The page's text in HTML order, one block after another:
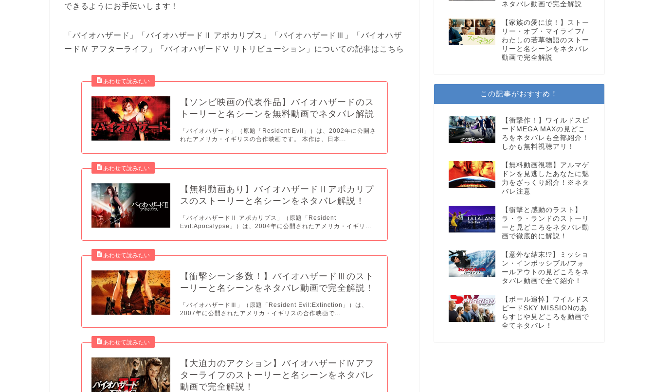
できるようにお手伝いします！
「バイオハザード」「バイオハザードⅡ アポカリプス」「バイオハザードⅢ」「バイオハザ
ードⅣ アフターライフ」「バイオハザードⅤ リトリビューション」についての記事はこちら
【ソンビ映画の代表作品】バイオハザードのス
トーリーと名シーンを無料動画でネタバレ解説
「バイオハザード」（原題「Resident Evil」）は、2002年に公開さ
れたアメリカ・イギリスの合作映画です。 本作は、日本...
【無料動画あり】バイオハザードⅡアポカリプ
スのストーリーと名シーンをネタバレ解説！
「バイオハザードⅡ アポカリプス」（原題「Resident
Evil:Apocalypse」）は、2004年に公開されたアメリカ・イギリ...
【衝撃シーン多数！】バイオハザードⅢのスト
ーリーと名シーンをネタバレ動画で完全解説！
「バイオハザードⅢ」（原題「Resident Evil:Extinction」）は、
2007年に公開されたアメリカ・イギリスの合作映画で...
【大迫力のアクション】バイオハザードⅣアフ
ターライフのストーリーと名シーンをネタバレ
動画で完全解説！
ネタバレ動画で完全解説
【家族の愛に涙！】ストー
リー・オブ・マイライフ/
わたしの若草物語のストー
リーと名シーンをネタバレ
動画で完全解説
この記事がおすすめ！
【衝撃作！】ワイルドスピ
ードMEGA MAXの見どこ
ろをネタバレも全部紹介！
しかも無料視聴アリ！
【無料動画視聴】アルマゲ
ドンを見逃したあなたに魅
力をざっくり紹介！※ネタ
バレ注意
【衝撃と感動のラスト】
ラ・ラ・ランドのストーリ
ーと見どころをネタバレ動
画で徹底的に解説！
【意外な結末!?】ミッショ
ン・インポッシブル/フォ
ールアウトの見どころをネ
タバレ動画で全て紹介！
【ポール追悼】ワイルドス
ピードSKY MISSIONのあ
らすじや見どころを動画で
全てネタバレ！